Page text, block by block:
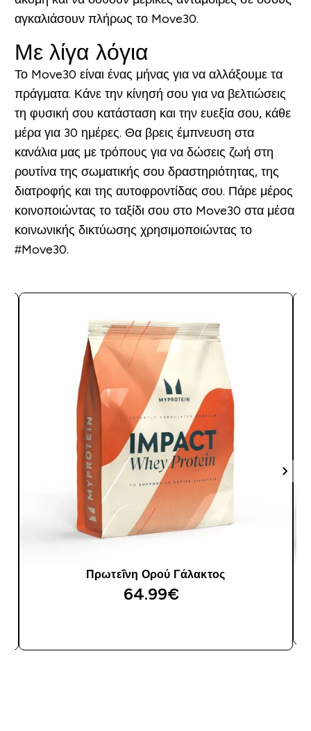
αγκαλιάσουν πλήρως το Move30.
Με λίγα λόγια
Το Move30 είναι ένας μήνας για να αλλάξουμε τα
πράγματα. Κάνε την κίνησή σου για να βελτιώσεις
τη φυσική σου κατάσταση και την ευεξία σου, κάθε
μέρα για 30 ημέρες. Θα βρεις έμπνευση στα
κανάλια μας με τρόπους για να δώσεις ζωή στη
ρουτίνα της σωματικής σου δραστηριότητας, της
διατροφής και της αυτοφροντίδας σου. Πάρε μέρος
κοινοποιώντας το ταξίδι σου στο Move30 στα μέσα
κοινωνικής δικτύωσης χρησιμοποιώντας το
#Move30.
Πρωτεΐνη Ορού Γάλακτος
64.99€‎